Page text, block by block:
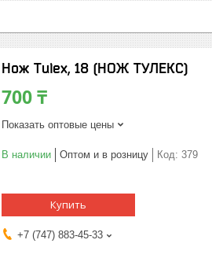
Нож Tulex, 18 (НОЖ ТУЛЕКС)
700 ₸
Показать оптовые цены
В наличии Оптом и в розницу Код: 379
Купить
+7 (747) 883-45-33